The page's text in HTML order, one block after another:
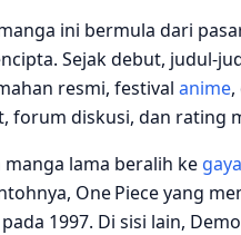
ini bermula dari
Sejak debut,
resmi, festival anime
forum diskusi, dan rating
lama beralih ke
One Piece yang
1997. Di sisi lain,